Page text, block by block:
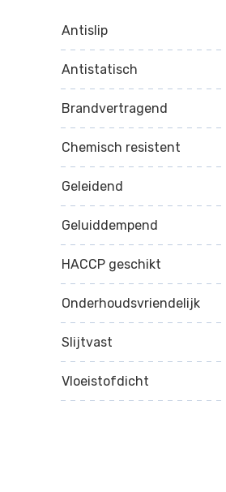
Antislip
Antistatisch
Brandvertragend
Chemisch resistent
Geleidend
Geluiddempend
HACCP geschikt
Onderhoudsvriendelijk
Slijtvast
Vloeistofdicht